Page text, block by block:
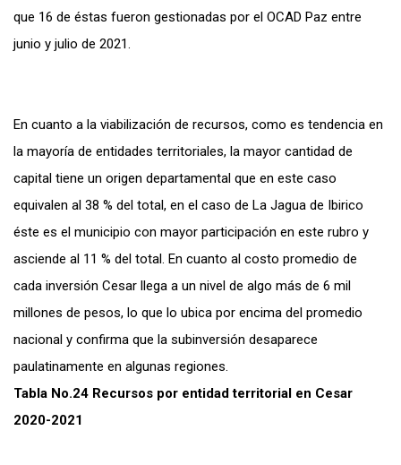
que 16 de éstas fueron gestionadas por el OCAD Paz entre
junio y julio de 2021.
En cuanto a la viabilización de recursos, como es tendencia en
la mayoría de entidades territoriales, la mayor cantidad de
capital tiene un origen departamental que en este caso
equivalen al 38 % del total, en el caso de La Jagua de Ibirico
éste es el municipio con mayor participación en este rubro y
asciende al 11 % del total. En cuanto al costo promedio de
cada inversión Cesar llega a un nivel de algo más de 6 mil
millones de pesos, lo que lo ubica por encima del promedio
nacional y confirma que la subinversión desaparece
paulatinamente en algunas regiones.
Tabla No.24 Recursos por entidad territorial en Cesar
2020-2021